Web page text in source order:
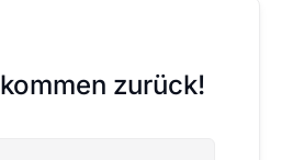
zurück!